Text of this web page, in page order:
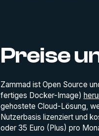
Preise
Zammad ist Open Source
fertiges Docker-Image)
gehostete Cloud-Lösung,
Nutzerbasis lizenziert und
oder 35 Euro (Plus) pro